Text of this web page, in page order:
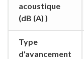
acoustique
(dB (A) )
Type
d'avancement